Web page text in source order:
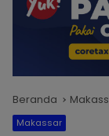
Beranda
Makassar